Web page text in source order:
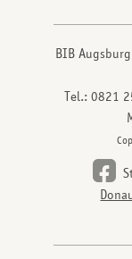
BIB Augsburg
Tel.: 0821